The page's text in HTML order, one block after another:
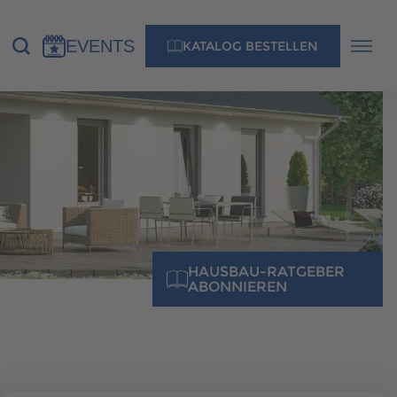
EVENTS KATALOG BESTELLEN
KONTAKT
MUSTERHAUS FINDEN
MUSTERHAUS FINDEN
HAUSBAU-RATGEBER
ABONNIEREN